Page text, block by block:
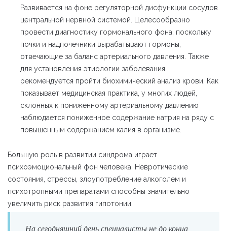
Развивается на фоне регуляторной дисфункции сосудов
центральной нервной системой. Целесообразно
провести диагностику гормонального фона, поскольку
почки и надпочечники вырабатывают гормоны,
отвечающие за баланс артериального давления. Также
для установления этиологии заболевания
рекомендуется пройти биохимический анализ крови. Как
показывает медицинская практика, у многих людей,
склонных к пониженному артериальному давлению
наблюдается пониженное содержание натрия на ряду с
повышенным содержанием калия в организме.
Большую роль в развитии синдрома играет
психоэмоциональный фон человека. Невротические
состояния, стрессы, злоупотребление алкоголем и
психотропными препаратами способны значительно
увеличить риск развития гипотонии.
На сегодняшний день специалисты не до конца